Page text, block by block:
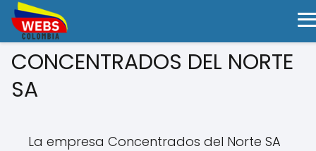
CONCENTRADOS DEL NORTE
SA
La empresa Concentrados del Norte SA